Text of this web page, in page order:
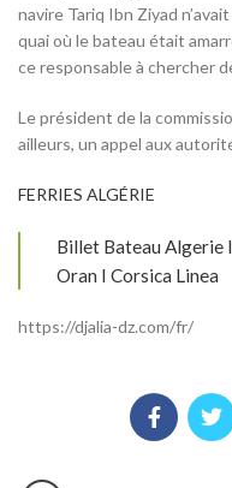
navire Tariq Ibn Ziyad
quai où le bateau était
ce responsable à chercher
Le président de la
ailleurs, un appel aux
FERRIES ALGÉRIE
Billet Bateau Algerie
Oran I Corsica Linea
https://djalia-dz.com/fr/